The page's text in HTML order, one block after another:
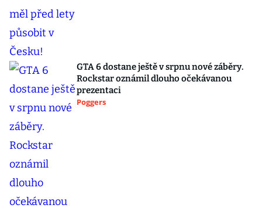
GTA 6 dostane ještě v srpnu nové záběry.
Rockstar oznámil dlouho očekávanou
prezentaci
Poggers